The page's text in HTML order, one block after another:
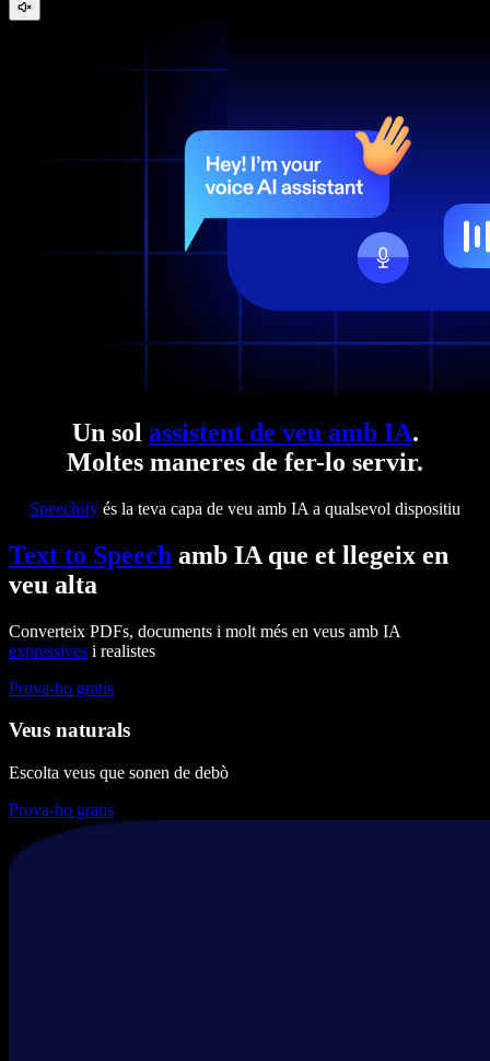
Un sol assistent de veu amb IA.
Moltes maneres de fer-lo servir.
Speechify és la teva capa de veu amb IA a qualsevol dispositiu
Text to Speech amb IA que et llegeix en
veu alta
Converteix PDFs, documents i molt més en veus amb IA
expressives i realistes
Prova-ho gratis
Veus naturals
Escolta veus que sonen de debò
Prova-ho gratis